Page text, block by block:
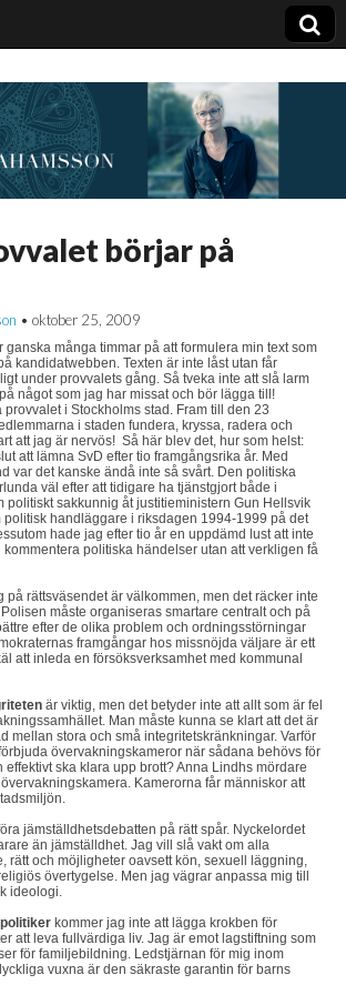
börjar på
• oktober 25, 2009
ganska många timmar på att formulera min text som
kandidatwebben. Texten är inte låst utan får
under provvalets gång. Så tveka inte att slå larm
något som jag har missat och bör lägga till!
provvalet i Stockholms stad. Fram till den 23
i staden fundera, kryssa, radera och
att jag är nervös! Så här blev det, hur som helst:
att lämna SvD efter tio framgångsrika år. Med
var det kanske ändå inte så svårt. Den politiska
väl efter att tidigare ha tjänstgjort både i
politiskt sakkunnig åt justitieministern Gun Hellsvik
handläggare i riksdagen 1994-1999 på det
hade jag efter tio år en uppdämd lust att inte
kommentera politiska händelser utan att verkligen få
på rättsväsendet är välkommen, men det räcker inte
måste organiseras smartare centralt och på
efter de olika problem och ordningsstörningar
framgångar hos missnöjda väljare är ett
att inleda en försöksverksamhet med kommunal
är viktig, men det betyder inte att allt som är fel
Man måste kunna se klart att det är
mellan stora och små integritetskränkningar. Varför
övervakningskameror när sådana behövs för
effektivt ska klara upp brott? Anna Lindhs mördare
Kamerorna får människor att
jämställdhetsdebatten på rätt spår. Nyckelordet
än jämställdhet. Jag vill slå vakt om alla
rätt och möjligheter oavsett kön, sexuell läggning,
övertygelse. Men jag vägrar anpassa mig till
ideologi.
kommer jag inte att lägga krokben för
att leva fullvärdiga liv. Jag är emot lagstiftning som
för familjebildning. Ledstjärnan för mig inom
vuxna är den säkraste garantin för barns